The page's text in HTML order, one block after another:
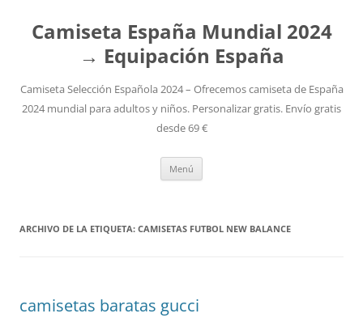
Camiseta España Mundial 2024
→ Equipación España
Camiseta Selección Española 2024 – Ofrecemos camiseta de España
2024 mundial para adultos y niños. Personalizar gratis. Envío gratis
desde 69 €
Menú
ARCHIVO DE LA ETIQUETA: CAMISETAS FUTBOL NEW BALANCE
camisetas baratas gucci